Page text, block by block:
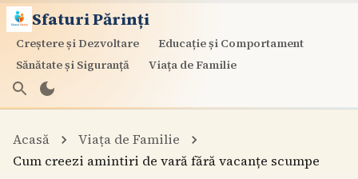
Sfaturi Părinți
Creștere și Dezvoltare
Educație și Comportament
Sănătate și Siguranță
Viața de Familie
Acasă
Viața de Familie
Cum creezi amintiri de vară fără vacanțe scumpe